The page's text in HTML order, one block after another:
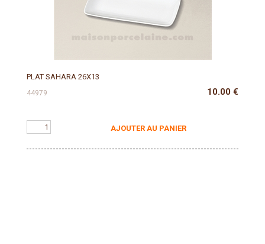
PLAT SAHARA 26X13
44979 10.00 €
AJOUTER AU PANIER